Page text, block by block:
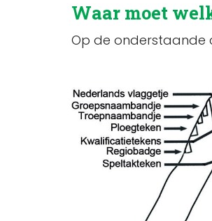
Waar moet
Op de onderstaande